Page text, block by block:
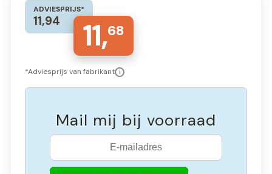
ADVIESPRIJS*
11,94 11,68
*Adviesprijs van fabrikant i
Mail mij bij voorraad